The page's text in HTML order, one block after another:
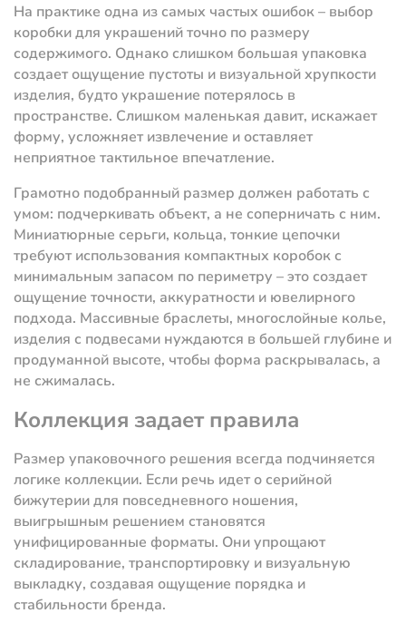
На практике одна из самых частых ошибок – выбор
коробки для украшений точно по размеру
содержимого. Однако слишком большая упаковка
создает ощущение пустоты и визуальной хрупкости
изделия, будто украшение потерялось в
пространстве. Слишком маленькая давит, искажает
форму, усложняет извлечение и оставляет
неприятное тактильное впечатление.
Грамотно подобранный размер должен работать с
умом: подчеркивать объект, а не соперничать с ним.
Миниатюрные серьги, кольца, тонкие цепочки
требуют использования компактных коробок с
минимальным запасом по периметру – это создает
ощущение точности, аккуратности и ювелирного
подхода. Массивные браслеты, многослойные колье,
изделия с подвесами нуждаются в большей глубине и
продуманной высоте, чтобы форма раскрывалась, а
не сжималась.
Коллекция задает правила
Размер упаковочного решения всегда подчиняется
логике коллекции. Если речь идет о серийной
бижутерии для повседневного ношения,
выигрышным решением становятся
унифицированные форматы. Они упрощают
складирование, транспортировку и визуальную
выкладку, создавая ощущение порядка и
стабильности бренда.